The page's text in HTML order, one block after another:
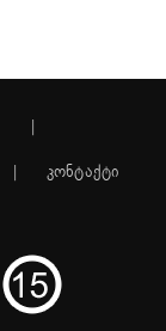
კონტაქტი